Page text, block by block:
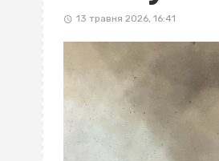
13 травня 2026, 16:41